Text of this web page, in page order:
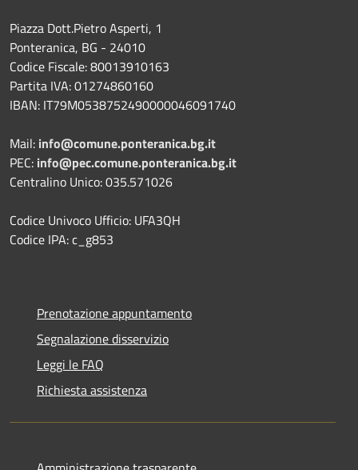
Piazza Dott.Pietro Asperti, 1
Ponteranica, BG - 24010
Codice Fiscale: 80013910163
Partita IVA: 01274860160
IBAN: IT79M0538752490000046091740
Mail: info@comune.ponteranica.bg.it
PEC: info@pec.comune.ponteranica.bg.it
Centralino Unico: 035.571026
Codice Univoco Ufficio: UFA3QH
Codice IPA: c_g853
Prenotazione appuntamento
Segnalazione disservizio
Leggi le FAQ
Richiesta assistenza